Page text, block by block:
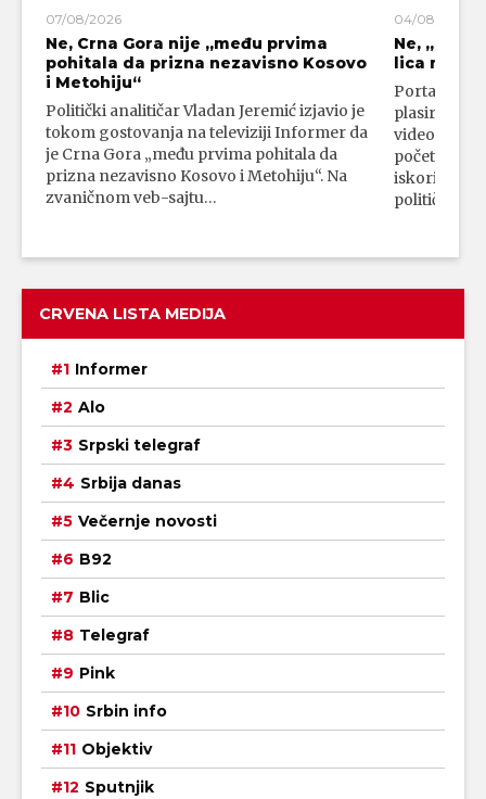
07/08/2026
Ne, Crna Gora nije „među prvima
pohitala da prizna nezavisno Kosovo
i Metohiju“
Politički analitičar Vladan Jeremić izjavio je
tokom gostovanja na televiziji Informer da
je Crna Gora „među prvima pohitala da
prizna nezavisno Kosovo i Metohiju“. Na
zvaničnom veb-sajtu…
04/08/2026
Ne,
lica
Portal 24
plasirali su
video-
početka
iskorišćava
političkim
CRVENA LISTA MEDIJA
Informer
Alo
Srpski telegraf
Srbija danas
Večernje novosti
B92
Blic
Telegraf
Pink
Srbin info
Objektiv
Sputnjik